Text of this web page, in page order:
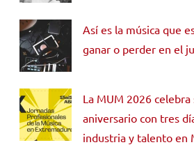
Así es la música que
ganar o perder en el
La MUM 2026
aniversario con tres
industria y talento en